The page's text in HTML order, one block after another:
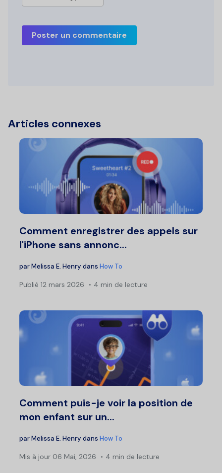
Poster un commentaire
Articles connexes
Comment enregistrer des appels sur
l'iPhone sans annonc...
parMelissa E. Henry dans How To
Publié 12 mars 2026 4 min de lecture
Comment puis-je voir la position de
mon enfant sur un...
parMelissa E. Henry dans How To
Mis à jour 06 Mai, 2026 4 min de lecture